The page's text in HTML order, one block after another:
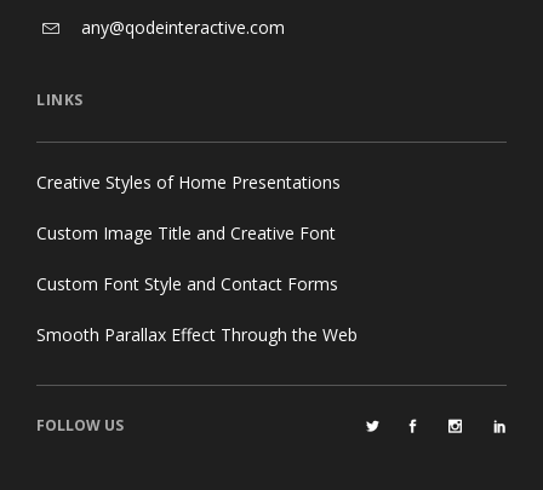
any@qodeinteractive.com
LINKS
Creative Styles of Home Presentations
Custom Image Title and Creative Font
Custom Font Style and Contact Forms
Smooth Parallax Effect Through the Web
FOLLOW US